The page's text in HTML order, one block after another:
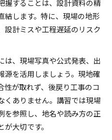
握することは、設計資料の精
結します。特に、現場の地形
設計ミスや工程遅延のリスク
は、現場写真や公式発表、出
源を活用しましょう。現地確
が取れず、後戻り工事のコ
くありません。講習では現場
を参照し、地名や読み方の正
大切です。